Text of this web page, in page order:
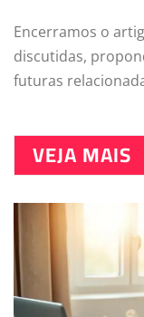
Encerramos o
discutidas,
futuras
VEJA MAIS